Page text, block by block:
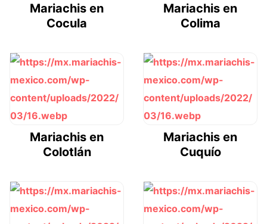
Mariachis en
Cocula
Mariachis en
Colima
Mariachis en
Colotlán
Mariachis en
Cuquío